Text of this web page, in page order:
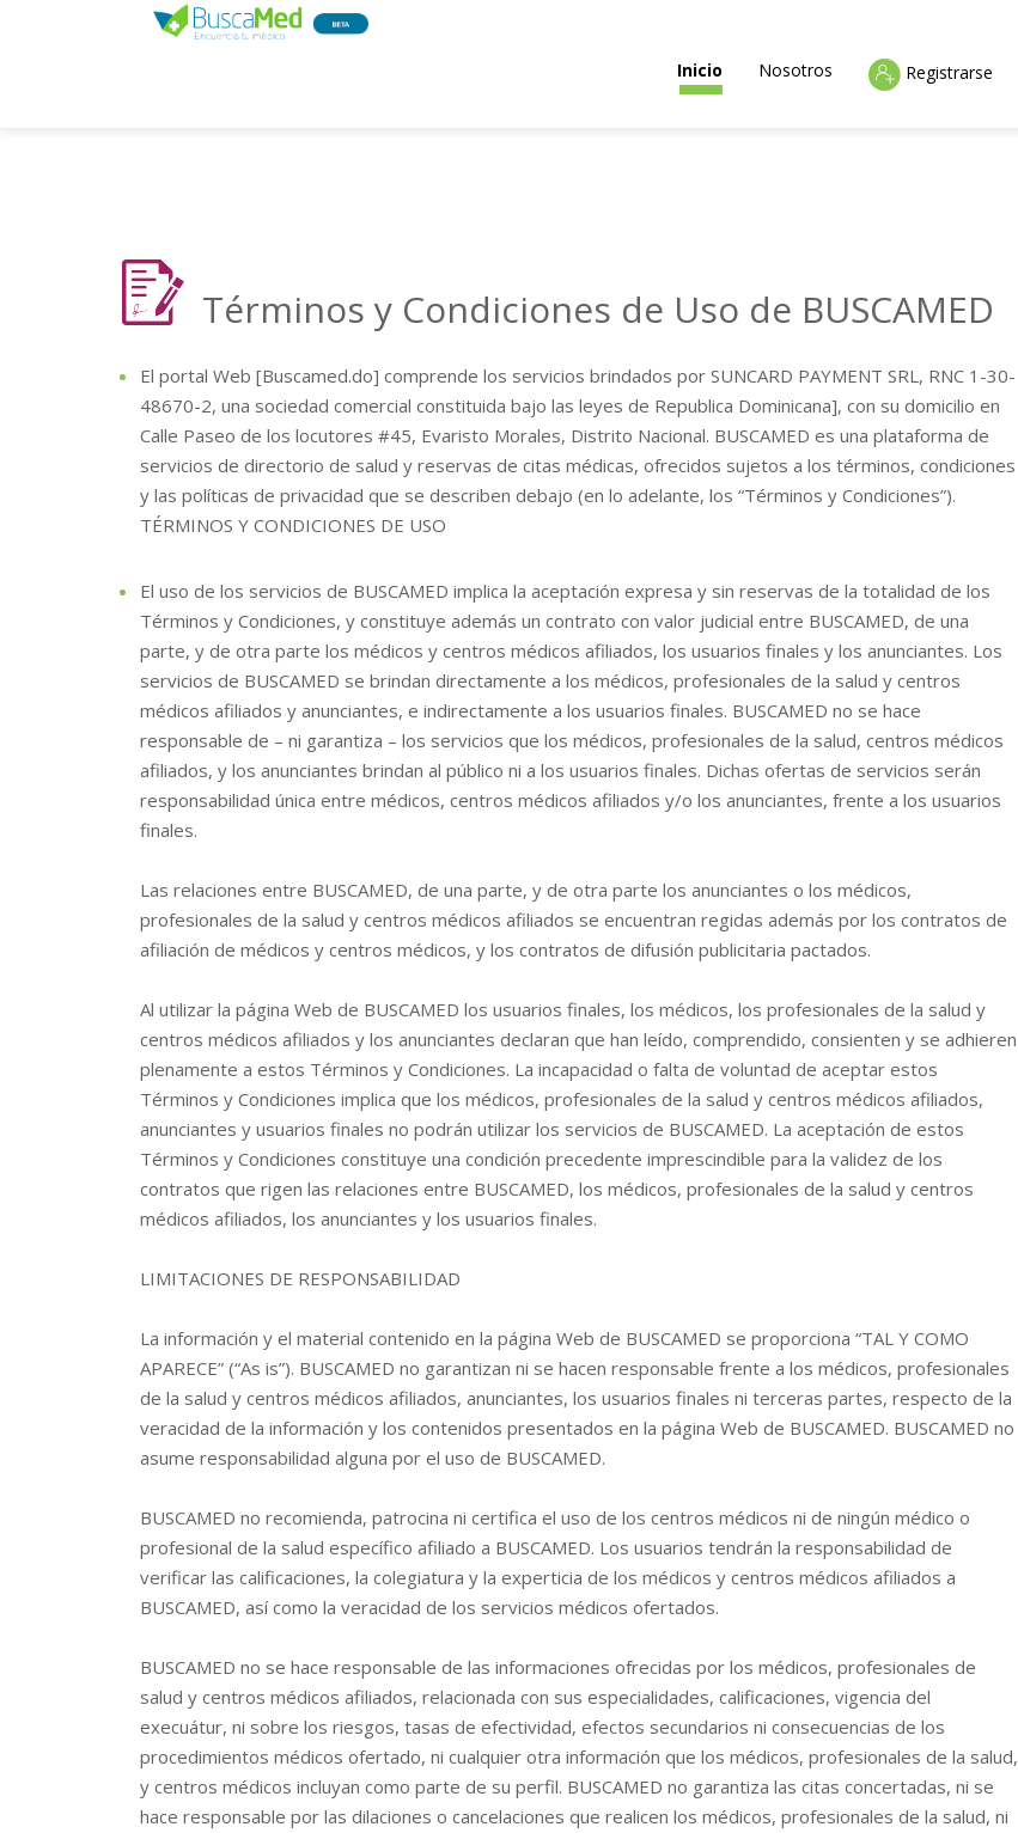
Inicio(current)
Nosotros Registrarse
Términos y Condiciones de Uso de BUSCAMED
El portal Web [Buscamed.do] comprende los servicios brindados por SUNCARD PAYMENT SRL, RNC 1-30-
48670-2, una sociedad comercial constituida bajo las leyes de Republica Dominicana], con su domicilio en
Calle Paseo de los locutores #45, Evaristo Morales, Distrito Nacional. BUSCAMED es una plataforma de
servicios de directorio de salud y reservas de citas médicas, ofrecidos sujetos a los términos, condiciones
y las políticas de privacidad que se describen debajo (en lo adelante, los “Términos y Condiciones”).
TÉRMINOS Y CONDICIONES DE USO
El uso de los servicios de BUSCAMED implica la aceptación expresa y sin reservas de la totalidad de los
Términos y Condiciones, y constituye además un contrato con valor judicial entre BUSCAMED, de una
parte, y de otra parte los médicos y centros médicos afiliados, los usuarios finales y los anunciantes. Los
servicios de BUSCAMED se brindan directamente a los médicos, profesionales de la salud y centros
médicos afiliados y anunciantes, e indirectamente a los usuarios finales. BUSCAMED no se hace
responsable de – ni garantiza – los servicios que los médicos, profesionales de la salud, centros médicos
afiliados, y los anunciantes brindan al público ni a los usuarios finales. Dichas ofertas de servicios serán
responsabilidad única entre médicos, centros médicos afiliados y/o los anunciantes, frente a los usuarios
finales.
Las relaciones entre BUSCAMED, de una parte, y de otra parte los anunciantes o los médicos,
profesionales de la salud y centros médicos afiliados se encuentran regidas además por los contratos de
afiliación de médicos y centros médicos, y los contratos de difusión publicitaria pactados.
Al utilizar la página Web de BUSCAMED los usuarios finales, los médicos, los profesionales de la salud y
centros médicos afiliados y los anunciantes declaran que han leído, comprendido, consienten y se adhieren
plenamente a estos Términos y Condiciones. La incapacidad o falta de voluntad de aceptar estos
Términos y Condiciones implica que los médicos, profesionales de la salud y centros médicos afiliados,
anunciantes y usuarios finales no podrán utilizar los servicios de BUSCAMED. La aceptación de estos
Términos y Condiciones constituye una condición precedente imprescindible para la validez de los
contratos que rigen las relaciones entre BUSCAMED, los médicos, profesionales de la salud y centros
médicos afiliados, los anunciantes y los usuarios finales.
LIMITACIONES DE RESPONSABILIDAD
La información y el material contenido en la página Web de BUSCAMED se proporciona “TAL Y COMO
APARECE” (“As is”). BUSCAMED no garantizan ni se hacen responsable frente a los médicos, profesionales
de la salud y centros médicos afiliados, anunciantes, los usuarios finales ni terceras partes, respecto de la
veracidad de la información y los contenidos presentados en la página Web de BUSCAMED. BUSCAMED no
asume responsabilidad alguna por el uso de BUSCAMED.
BUSCAMED no recomienda, patrocina ni certifica el uso de los centros médicos ni de ningún médico o
profesional de la salud específico afiliado a BUSCAMED. Los usuarios tendrán la responsabilidad de
verificar las calificaciones, la colegiatura y la experticia de los médicos y centros médicos afiliados a
BUSCAMED, así como la veracidad de los servicios médicos ofertados.
BUSCAMED no se hace responsable de las informaciones ofrecidas por los médicos, profesionales de
salud y centros médicos afiliados, relacionada con sus especialidades, calificaciones, vigencia del
execuátur, ni sobre los riesgos, tasas de efectividad, efectos secundarios ni consecuencias de los
procedimientos médicos ofertado, ni cualquier otra información que los médicos, profesionales de la salud,
y centros médicos incluyan como parte de su perfil. BUSCAMED no garantiza las citas concertadas, ni se
hace responsable por las dilaciones o cancelaciones que realicen los médicos, profesionales de la salud, ni